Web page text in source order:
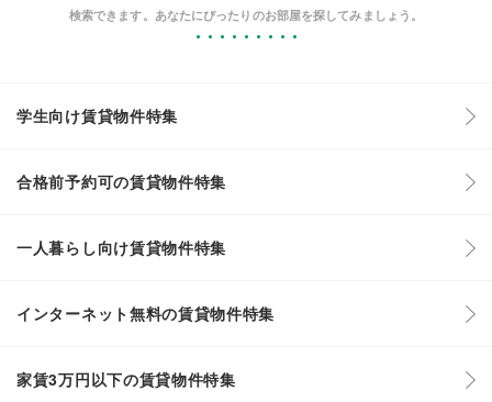
検索できます。あなたにぴったりのお部屋を探してみましょう。
学生向け賃貸物件特集
合格前予約可の賃貸物件特集
一人暮らし向け賃貸物件特集
インターネット無料の賃貸物件特集
家賃3万円以下の賃貸物件特集